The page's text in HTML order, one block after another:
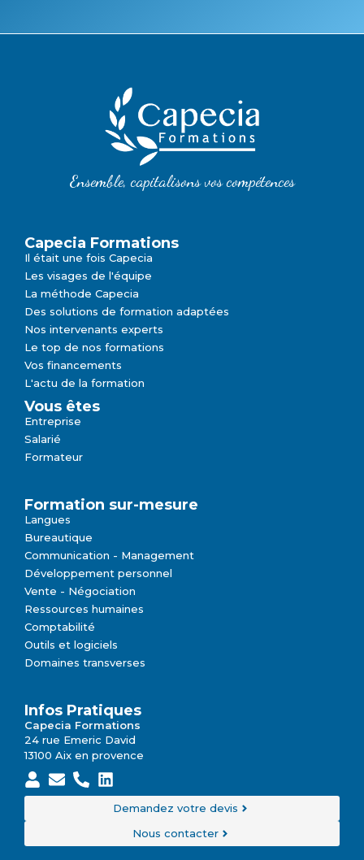
Ensemble, capitalisons vos compétences
Capecia Formations
Il était une fois Capecia
Les visages de l'équipe
La méthode Capecia
Des solutions de formation adaptées
Nos intervenants experts
Le top de nos formations
Vos financements
L'actu de la formation
Vous êtes
Entreprise
Salarié
Formateur
Formation sur-mesure
Langues
Bureautique
Communication - Management
Développement personnel
Vente - Négociation
Ressources humaines
Comptabilité
Outils et logiciels
Domaines transverses
Infos Pratiques
Capecia Formations
24 rue Emeric David
13100 Aix en provence
Demandez votre devis
Nous contacter